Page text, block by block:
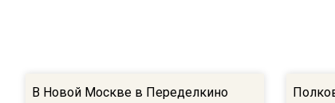
В Новой Москве в Переделкино